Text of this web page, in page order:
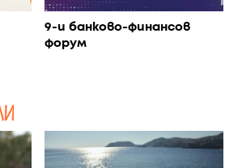
9-и банково-финансов
форум